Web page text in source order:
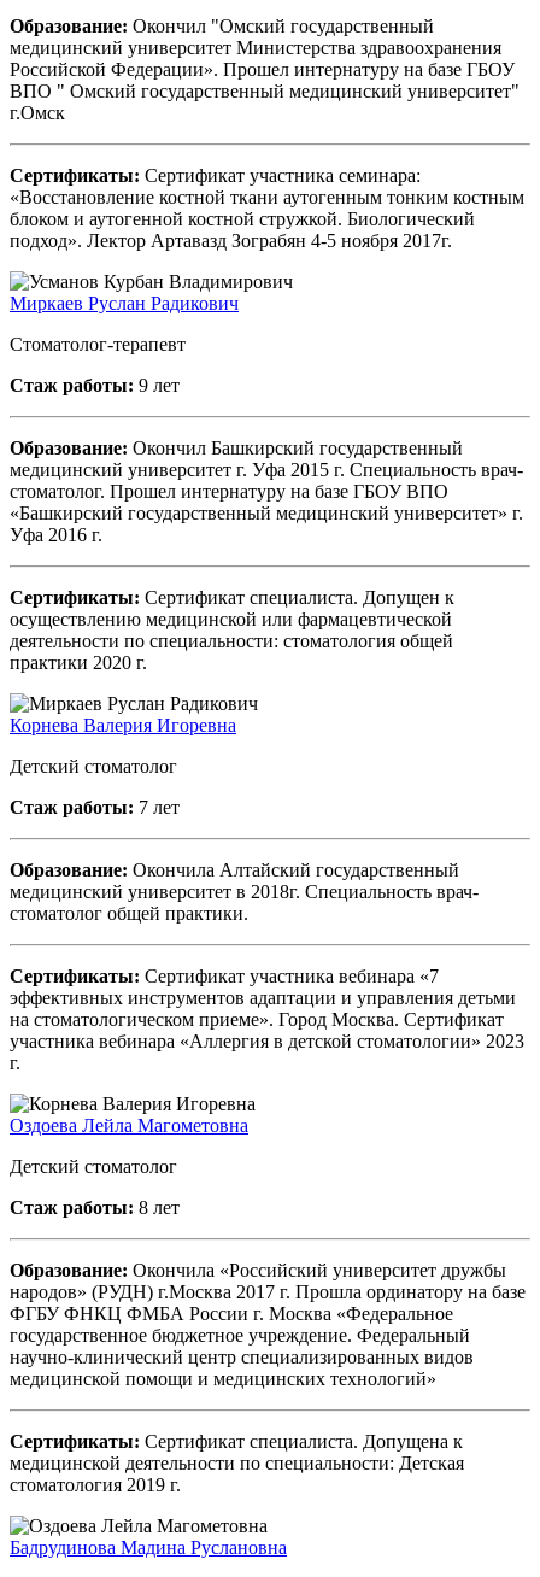
Образование: Окончил "Омский государственный
медицинский университет Министерства здравоохранения
Российской Федерации». Прошел интернатуру на базе ГБОУ
ВПО " Омский государственный медицинский университет"
г.Омск
Сертификаты: Сертификат участника семинара:
«Восстановление костной ткани аутогенным тонким костным
блоком и аутогенной костной стружкой. Биологический
подход». Лектор Артавазд Зограбян 4-5 ноября 2017г.
Миркаев Руслан Радикович
Стоматолог-терапевт
Стаж работы: 9 лет
Образование: Окончил Башкирский государственный
медицинский университет г. Уфа 2015 г. Специальность врач-
стоматолог. Прошел интернатуру на базе ГБОУ ВПО
«Башкирский государственный медицинский университет» г.
Уфа 2016 г.
Сертификаты: Сертификат специалиста. Допущен к
осуществлению медицинской или фармацевтической
деятельности по специальности: стоматология общей
практики 2020 г.
Корнева Валерия Игоревна
Детский стоматолог
Стаж работы: 7 лет
Образование: Окончила Алтайский государственный
медицинский университет в 2018г. Специальность врач-
стоматолог общей практики.
Сертификаты: Сертификат участника вебинара «7
эффективных инструментов адаптации и управления детьми
на стоматологическом приеме». Город Москва. Сертификат
участника вебинара «Аллергия в детской стоматологии» 2023
г.
Оздоева Лейла Магометовна
Детский стоматолог
Стаж работы: 8 лет
Образование: Окончила «Российский университет дружбы
народов» (РУДН) г.Москва 2017 г. Прошла ординатору на базе
ФГБУ ФНКЦ ФМБА России г. Москва «Федеральное
государственное бюджетное учреждение. Федеральный
научно-клинический центр специализированных видов
медицинской помощи и медицинских технологий»
Сертификаты: Сертификат специалиста. Допущена к
медицинской деятельности по специальности: Детская
стоматология 2019 г.
Бадрудинова Мадина Руслановна